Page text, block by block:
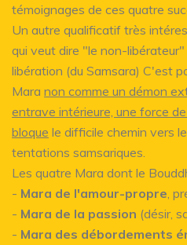
témoignages de ces quatre
Un autre qualificatif très
qui veut dire "le non-
libération (du Samsara) C'est
Mara non comme un démon
entrave intérieure, une force
bloque le difficile chemin vers
tentations samsariques.
Les quatre Mara dont le
- Mara de l'amour-propre ,
- Mara de la passion (désir,
- Mara des débordements